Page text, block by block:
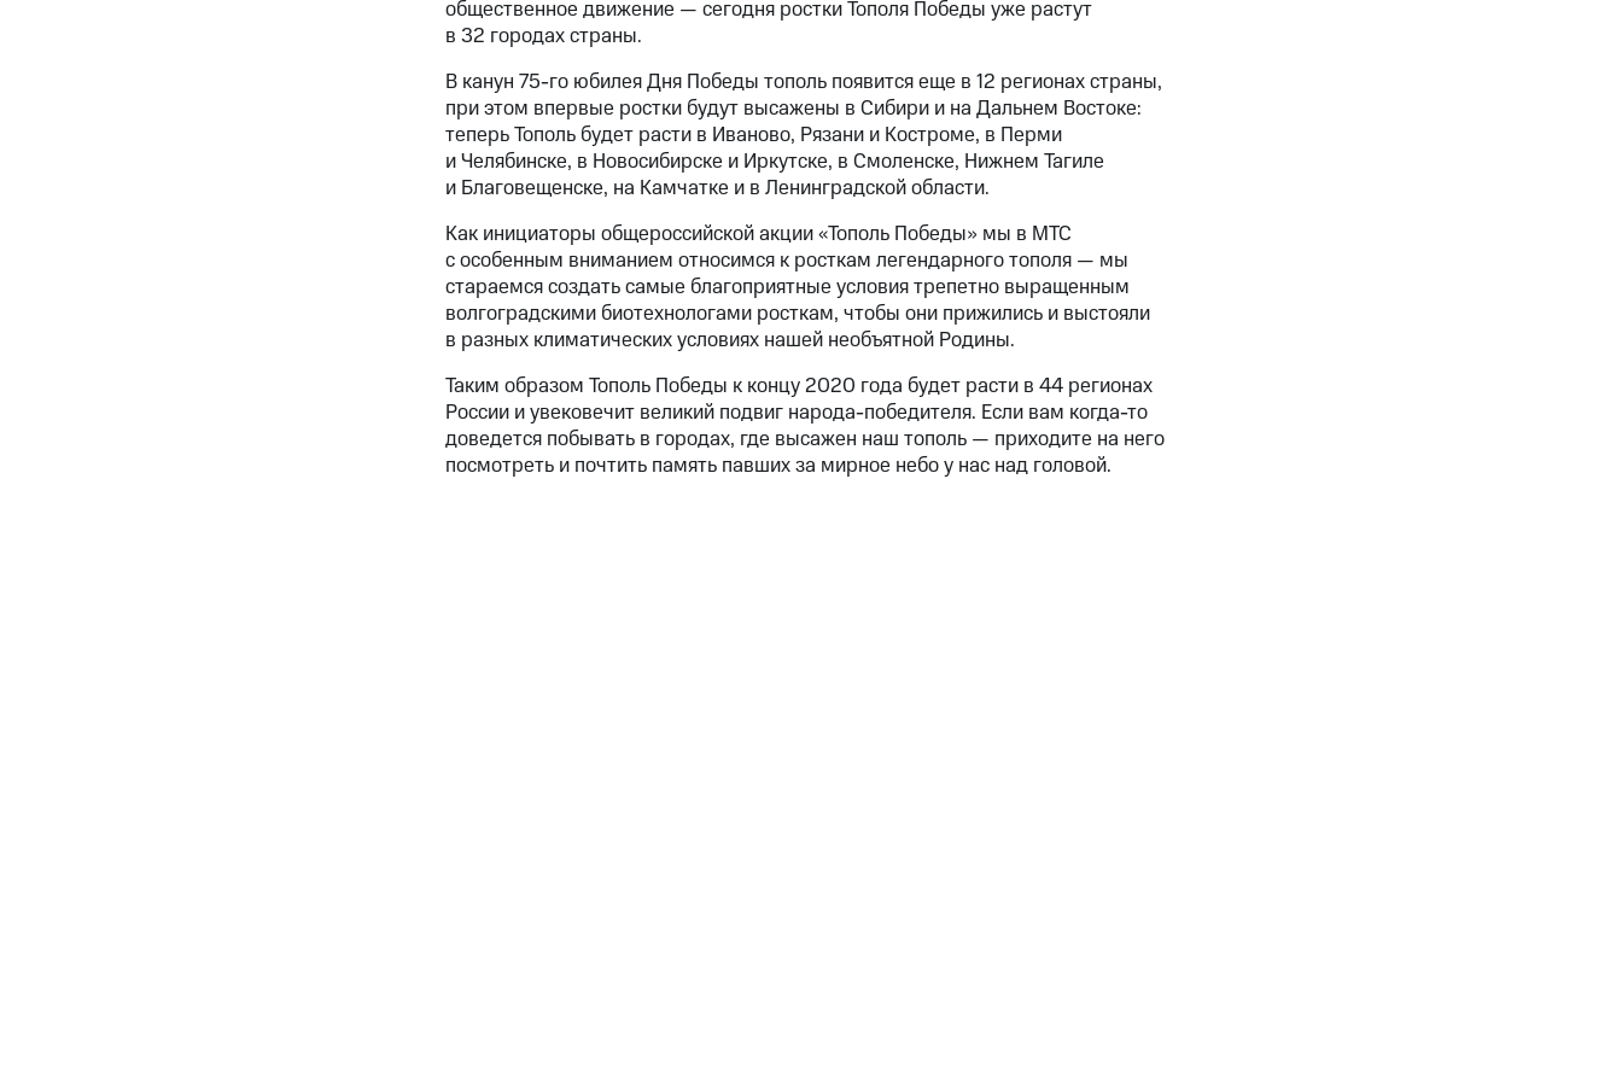
общественное движение — сегодня ростки Тополя Победы уже растут
в 32 городах страны.
В канун 75-гоюбилея Дня Победы тополь появится еще в 12 регионах страны,
при этом впервые ростки будут высажены в Сибири и на Дальнем Востоке:
теперь Тополь будет расти в Иваново, Рязани и Костроме, в Перми
и Челябинске, в Новосибирске и Иркутске, в Смоленске, Нижнем Тагиле
и Благовещенске, на Камчатке и в Ленинградской области.
Как инициаторы общероссийской акции «Тополь Победы» мы в МТС
с особенным вниманием относимся к росткам легендарного тополя — мы
стараемся создать самые благоприятные условия трепетно выращенным
волгоградскими биотехнологами росткам, чтобы они прижились и выстояли
в разных климатических условиях нашей необъятной Родины.
Таким образом Тополь Победы к концу 2020 года будет расти в 44 регионах
России и увековечит великий подвиг народа-победителя. Если вам когда-то
доведется побывать в городах, где высажен наш тополь — приходите на него
посмотреть и почтить память павших за мирное небо у нас над головой.